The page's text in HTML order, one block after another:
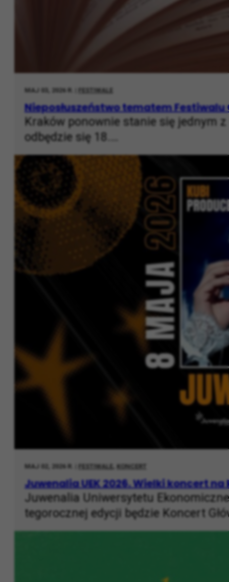
MAJ 03, 2026 R. | FESTIWALE
Nieposłuszeństwo tematem
Kraków ponownie stanie się jednym
odbędzie się 18.…
MAJ 02, 2026 R. | FESTIWALE KONCERT
Juwenalia UEK 2026. Wielki koncert
Juwenalia Uniwersytetu
tegorocznej edycji będzie Koncert